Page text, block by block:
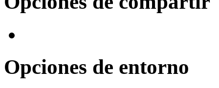
Opciones de entorno